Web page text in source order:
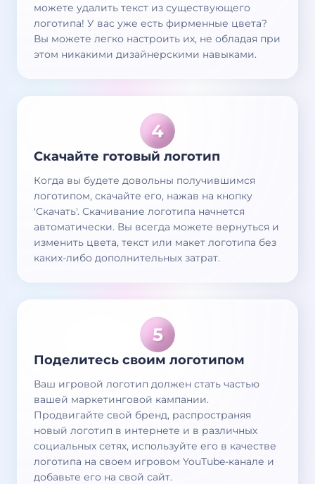
можете удалить текст из существующего
логотипа! У вас уже есть фирменные цвета?
Вы можете легко настроить их, не обладая при
этом никакими дизайнерскими навыками.
Скачайте готовый логотип
Когда вы будете довольны получившимся
логотипом, скачайте его, нажав на кнопку
'Скачать'. Скачивание логотипа начнется
автоматически. Вы всегда можете вернуться и
изменить цвета, текст или макет логотипа без
каких-либо дополнительных затрат.
Поделитесь своим логотипом
Ваш игровой логотип должен стать частью
вашей маркетинговой кампании.
Продвигайте свой бренд, распространяя
новый логотип в интернете и в различных
социальных сетях, используйте его в качестве
логотипа на своем игровом YouTube-канале и
добавьте его на свой сайт.